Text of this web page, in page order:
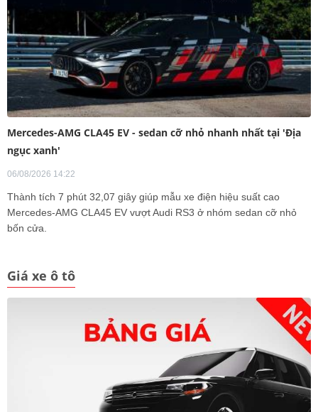
Mercedes-AMG CLA45 EV - sedan cỡ nhỏ nhanh nhất tại 'Địa
ngục xanh'
06/08/2026 14:22
Thành tích 7 phút 32,07 giây giúp mẫu xe điện hiệu suất cao
Mercedes-AMG CLA45 EV vượt Audi RS3 ở nhóm sedan cỡ nhỏ
bốn cửa.
Giá xe ô tô